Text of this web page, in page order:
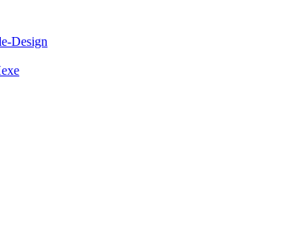
Design